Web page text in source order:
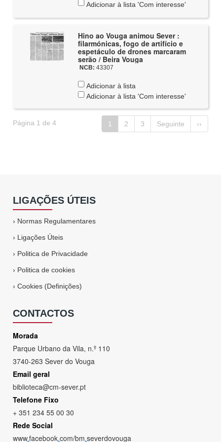
Adicionar à lista 'Com interesse'
Hino ao Vouga animou Sever :
filarmónicas, fogo de artifício e
espetáculo de drones marcaram
serão / Beira Vouga
NCB: 43307
Adicionar à lista
Adicionar à lista 'Com interesse'
Página 1 de 4 1 2 3 Seguinte ››
LIGAÇÕES ÚTEIS
› Normas Regulamentares
› Ligações Úteis
› Politica de Privacidade
› Politica de cookies
›Cookies (Definições)
CONTACTOS
Morada
Parque Urbano da Vila, n.º 110
3740-263 Sever do Vouga
Email geral
biblioteca@cm-sever.pt
Telefone Fixo
+ 351 234 55 00 30
Rede Social
www.facebook.com/bm.severdovouga